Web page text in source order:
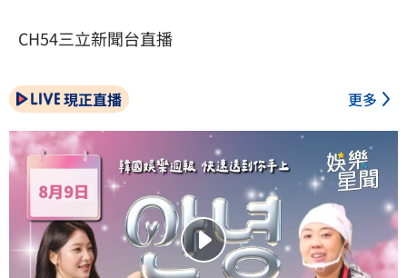
CH54三立新聞台直播
現正直播 更多